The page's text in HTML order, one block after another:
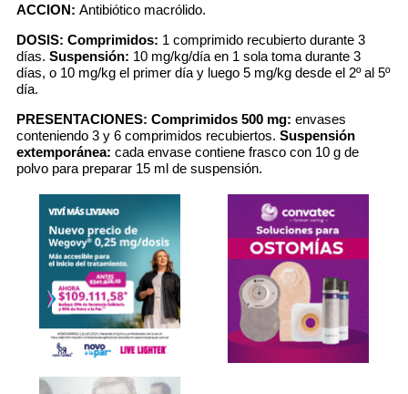
ACCION: Antibiótico macrólido.
DOSIS: Comprimidos: 1 comprimido recubierto durante 3
días. Suspensión: 10 mg/kg/día en 1 sola toma durante 3
días, o 10 mg/kg el primer día y luego 5 mg/kg desde el 2º al 5º
día.
PRESENTACIONES: Comprimidos 500 mg: envases
conteniendo 3 y 6 comprimidos recubiertos. Suspensión
extemporánea: cada envase contiene frasco con 10 g de
polvo para preparar 15 ml de suspensión.